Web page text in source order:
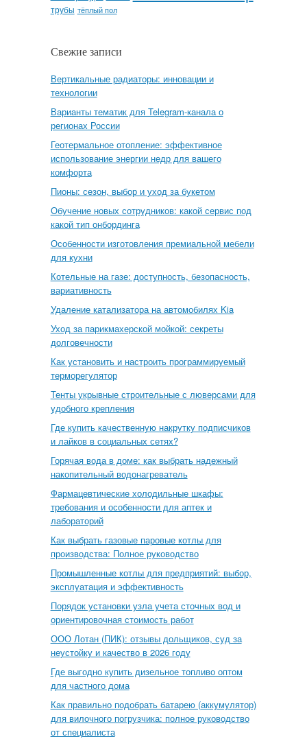
трубы тёплый пол
Свежие записи
Вертикальные радиаторы: инновации и
технологии
Варианты тематик для Telegram-канала о
регионах России
Геотермальное отопление: эффективное
использование энергии недр для вашего
комфорта
Пионы: сезон, выбор и уход за букетом
Обучение новых сотрудников: какой сервис под
какой тип онбординга
Особенности изготовления премиальной мебели
для кухни
Котельные на газе: доступность, безопасность,
вариативность
Удаление катализатора на автомобилях Kia
Уход за парикмахерской мойкой: секреты
долговечности
Как установить и настроить программируемый
терморегулятор
Тенты укрывные строительные с люверсами для
удобного крепления
Где купить качественную накрутку подписчиков
и лайков в социальных сетях?
Горячая вода в доме: как выбрать надежный
накопительный водонагреватель
Фармацевтические холодильные шкафы:
требования и особенности для аптек и
лабораторий
Как выбрать газовые паровые котлы для
производства: Полное руководство
Промышленные котлы для предприятий: выбор,
эксплуатация и эффективность
Порядок установки узла учета сточных вод и
ориентировочная стоимость работ
ООО Лотан (ПИК): отзывы дольщиков, суд за
неустойку и качество в 2026 году
Где выгодно купить дизельное топливо оптом
для частного дома
Как правильно подобрать батарею (аккумулятор)
для вилочного погрузчика: полное руководство
от специалиста